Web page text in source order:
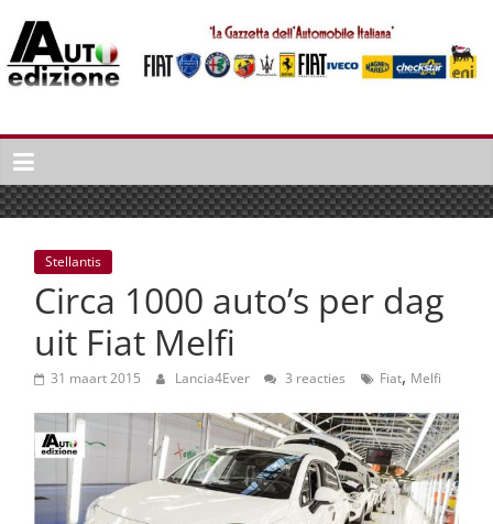
naar
inhoud
Auto
Edizione
La
Gazetta
dell'Automobile
Italiana
Italiaans
autonieuws
Stellantis
Circa 1000 auto’s per dag
uit Fiat Melfi
31 maart 2015 Lancia4Ever 3 reacties Fiat, Melfi